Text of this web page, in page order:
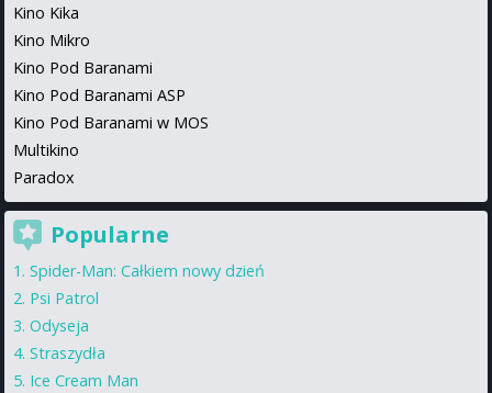
Kino Kika
Kino Mikro
Kino Pod Baranami
Kino Pod Baranami ASP
Kino Pod Baranami w MOS
Multikino
Paradox
Popularne
Spider-Man: Całkiem nowy dzień
Psi Patrol
Odyseja
Straszydła
Ice Cream Man